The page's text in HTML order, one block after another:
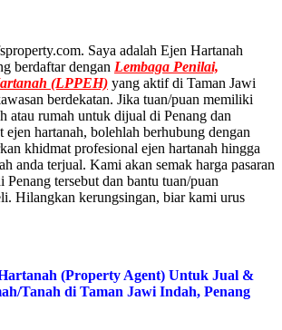
Saya adalah Ejen Hartanah
berdaftar dengan Lembaga Penilai,
(LPPEH) yang aktif di Taman Jawi
berdekatan. Jika tuan/puan memiliki
atau rumah untuk dijual di Penang dan
hartanah, bolehlah berhubung dengan
khidmat profesional ejen hartanah hingga
anda terjual. Kami akan semak harga pasaran
tersebut dan bantu tuan/puan
Hilangkan kerungsingan, biar kami urus
(Property Agent) Untuk Jual &
Tanah di Taman Jawi Indah, Penang